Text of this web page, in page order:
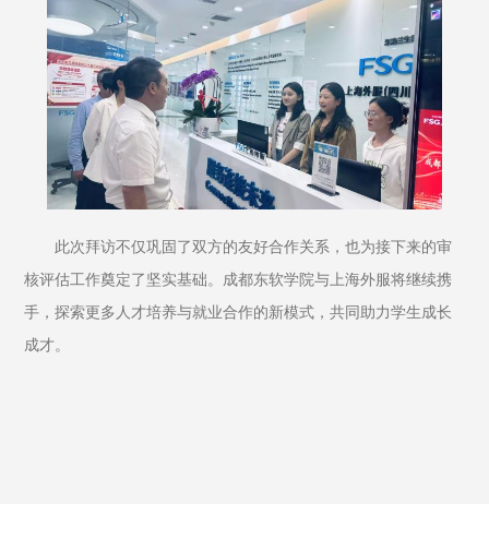
此次拜访不仅巩固了双方的友好合作关系，也为接下来的审
核评估工作奠定了坚实基础。成都东软学院与上海外服将继续携
手，探索更多人才培养与就业合作的新模式，共同助力学生成长
成才。